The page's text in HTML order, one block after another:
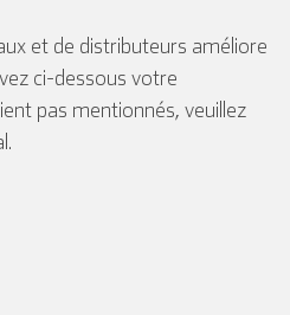
et de distributeurs améliore
ci-dessous votre
pas mentionnés, veuillez